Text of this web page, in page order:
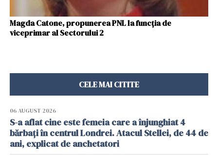
Magda Catone, propunerea PNL la funcția de
viceprimar al Sectorului 2
CELE MAI CITITE
06 AUGUST 2026
S-a aflat cine este femeia care a înjunghiat 4
bărbați în centrul Londrei. Atacul Stellei, de 44 de
ani, explicat de anchetatori